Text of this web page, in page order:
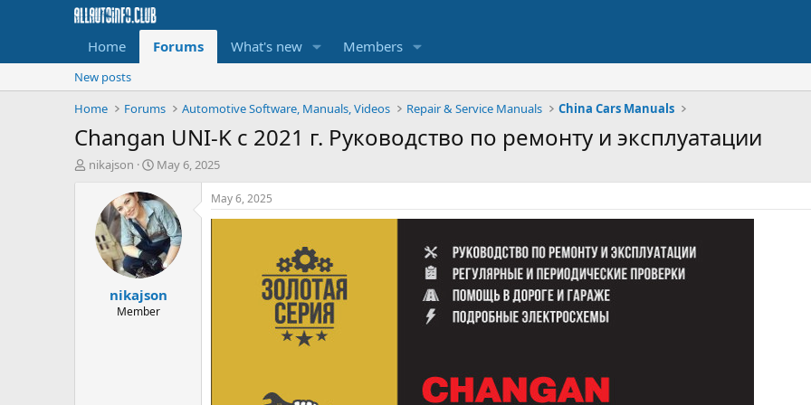
Home Forums What's new Members
New posts
Home
Forums Automotive Software, Manuals, Videos Repair & Service Manuals China Cars Manuals
Changan UNI-K c 2021 г. Руководство по ремонту и эксплуатации
T
nikajson
S
a
r
t
d
a
t
e
May 6, 2025
nikajson
Member
May 6, 2025